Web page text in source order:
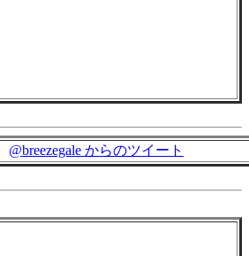
@breezegale からのツイート